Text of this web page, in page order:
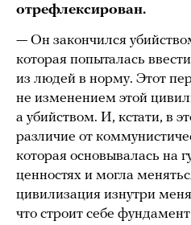
отрефлексирован.
— Он закончился
которая попыталась
из людей в норму. Этот
не изменением этой
а убийством. И, кстати, в
различие от
которая основывалась на
ценностях и могла
цивилизация изнутри
что строит себе